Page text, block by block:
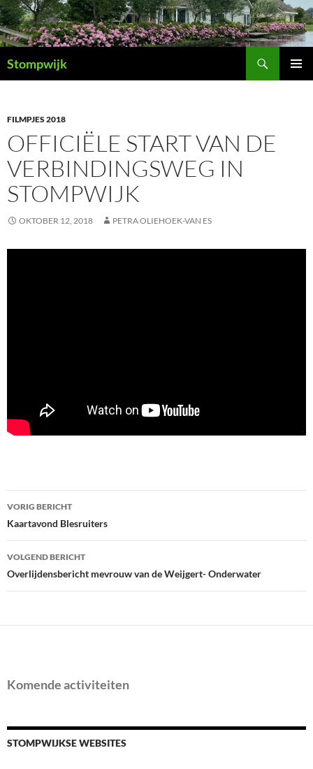
Ga
naar
de
inhoud
Stompwijk
FILMPJES 2018
OFFICIËLE START VAN DE
VERBINDINGSWEG IN
STOMPWIJK
OKTOBER 12, 2018 PETRA OLIEHOEK-VAN ES
Bericht
navigatie
VORIG BERICHT
Kaartavond Blesruiters
VOLGEND BERICHT
Overlijdensbericht mevrouw van de Weijgert- Onderwater
Komende activiteiten
STOMPWIJKSE WEBSITES